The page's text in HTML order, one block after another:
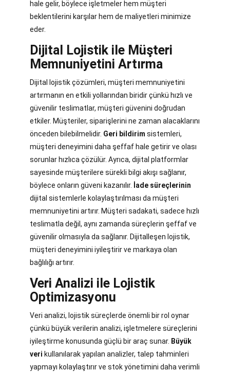
hale gelir, böylece işletmeler hem müşteri
beklentilerini karşılar hem de maliyetleri minimize
eder.
Dijital Lojistik ile Müşteri
Memnuniyetini Artırma
Dijital lojistik çözümleri, müşteri memnuniyetini
artırmanın en etkili yollarından biridir çünkü hızlı ve
güvenilir teslimatlar, müşteri güvenini doğrudan
etkiler. Müşteriler, siparişlerini ne zaman alacaklarını
önceden bilebilmelidir. Geri bildirim sistemleri,
müşteri deneyimini daha şeffaf hale getirir ve olası
sorunlar hızlıca çözülür. Ayrıca, dijital platformlar
sayesinde müşterilere sürekli bilgi akışı sağlanır,
böylece onların güveni kazanılır. İade süreçlerinin
dijital sistemlerle kolaylaştırılması da müşteri
memnuniyetini artırır. Müşteri sadakati, sadece hızlı
teslimatla değil, aynı zamanda süreçlerin şeffaf ve
güvenilir olmasıyla da sağlanır. Dijitalleşen lojistik,
müşteri deneyimini iyileştirir ve markaya olan
bağlılığı artırır.
Veri Analizi ile Lojistik
Optimizasyonu
Veri analizi, lojistik süreçlerde önemli bir rol oynar
çünkü büyük verilerin analizi, işletmelere süreçlerini
iyileştirme konusunda güçlü bir araç sunar. Büyük
veri kullanılarak yapılan analizler, talep tahminleri
yapmayı kolaylaştırır ve stok yönetimini daha verimli